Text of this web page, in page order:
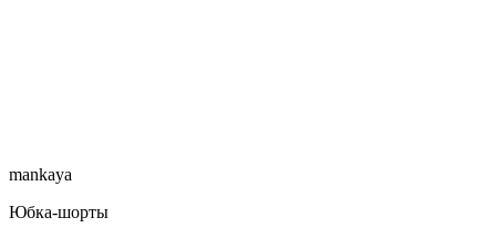
mankaya
Юбка-шорты